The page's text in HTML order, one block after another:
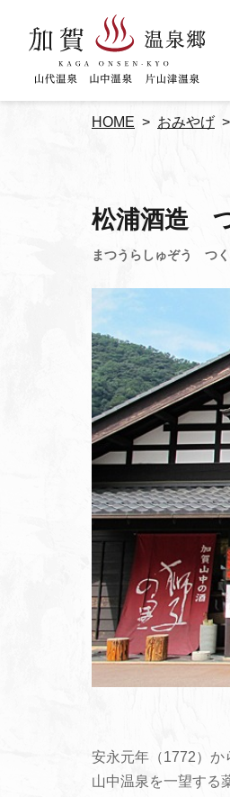
HOME おみやげ
松浦酒造
安永元年（1772）か
山中温泉を一望する